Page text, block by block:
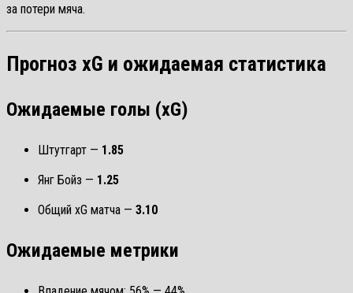
за потери мяча.
Прогноз xG и ожидаемая статистика
Ожидаемые голы (xG)
Штутгарт — 1.85
Янг Бойз — 1.25
Общий xG матча — 3.10
Ожидаемые метрики